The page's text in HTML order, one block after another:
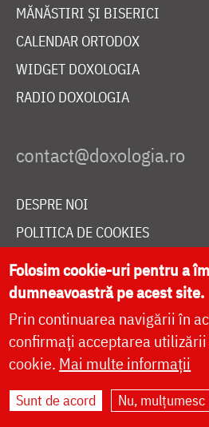
MĂNĂSTIRI ȘI BISERICI
CALENDAR ORTODOX
WIDGET DOXOLOGIA
RADIO DOXOLOGIA
DESPRE NOI
POLITICA DE COOKIES
DONEAZĂ ONLINE PENTRU
LIVE
Site dezvoltat de
Arhiepiscopia Iașilor |
Folosim cookie-uri pentru a
dumneavoastră pe acest site.
Prin continuarea navigării în
confirmați acceptarea
cookie. Mai multe informații
Sunt de acord Nu, mulțumesc